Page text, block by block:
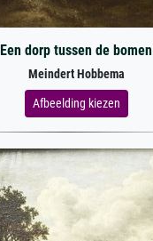
Een dorp tussen de bomen
Meindert Hobbema
Afbeelding kiezen